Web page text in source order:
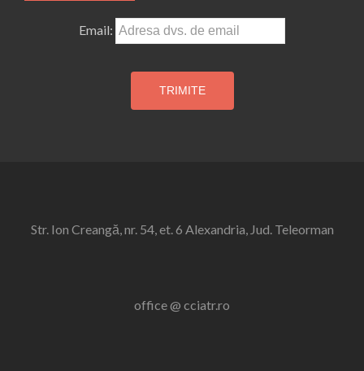
Email:
Str. Ion Creangă, nr. 54, et. 6 Alexandria, Jud. Teleorman
office @ cciatr.ro